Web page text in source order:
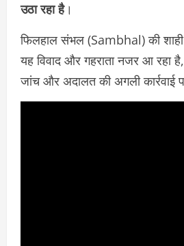
उठा रहा है।
फिलहाल संभल (Sambhal) की
यह विवाद और गहराता नजर आ रहा
जांच और अदालत की अगली कार्रवाई